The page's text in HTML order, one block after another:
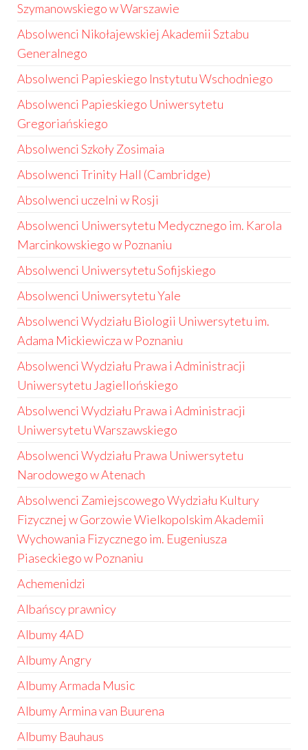
Szymanowskiego w Warszawie
Absolwenci Nikołajewskiej Akademii Sztabu
Generalnego
Absolwenci Papieskiego Instytutu Wschodniego
Absolwenci Papieskiego Uniwersytetu
Gregoriańskiego
Absolwenci Szkoły Zosimaia
Absolwenci Trinity Hall (Cambridge)
Absolwenci uczelni w Rosji
Absolwenci Uniwersytetu Medycznego im. Karola
Marcinkowskiego w Poznaniu
Absolwenci Uniwersytetu Sofijskiego
Absolwenci Uniwersytetu Yale
Absolwenci Wydziału Biologii Uniwersytetu im.
Adama Mickiewicza w Poznaniu
Absolwenci Wydziału Prawa i Administracji
Uniwersytetu Jagiellońskiego
Absolwenci Wydziału Prawa i Administracji
Uniwersytetu Warszawskiego
Absolwenci Wydziału Prawa Uniwersytetu
Narodowego w Atenach
Absolwenci Zamiejscowego Wydziału Kultury
Fizycznej w Gorzowie Wielkopolskim Akademii
Wychowania Fizycznego im. Eugeniusza
Piaseckiego w Poznaniu
Achemenidzi
Albańscy prawnicy
Albumy 4AD
Albumy Angry
Albumy Armada Music
Albumy Armina van Buurena
Albumy Bauhaus